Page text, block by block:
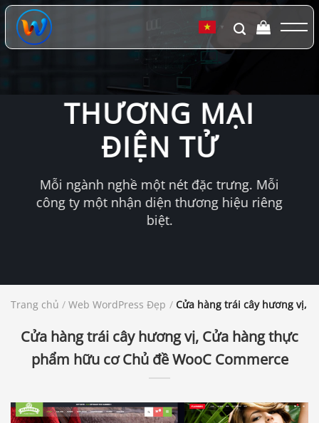
Chuyển
đến
dung
▼
THƯƠNG MẠI
ĐIỆN TỬ
Mỗi ngành nghề một nét đặc trưng. Mỗi
công ty một nhận diện thương hiệu riêng
biệt.
Trang chủ / Web WordPress Đẹp / Cửa hàng trái cây hương vị,
Cửa hàng trái cây hương vị, Cửa hàng thực
phẩm hữu cơ Chủ đề WooC Commerce